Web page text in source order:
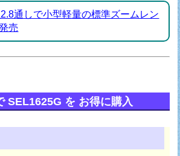
通しで小型軽量の標準ズームレン
売
SEL1625G を お得に購入